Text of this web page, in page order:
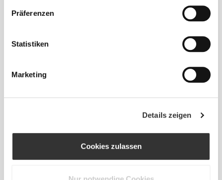
Präferenzen
Statistiken
Marketing
Details zeigen
Cookies zulassen
Elektrolytpulver - 8 Sticks